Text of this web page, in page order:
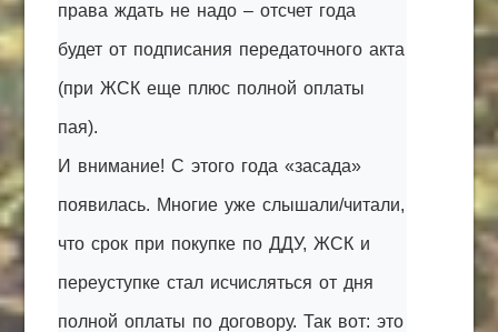
права ждать не надо – отсчет года
будет от подписания передаточного акта
(при ЖСК еще плюс полной оплаты
пая).
И внимание! С этого года «засада»
появилась. Многие уже слышали/читали,
что срок при покупке по ДДУ, ЖСК и
переуступке стал исчисляться от дня
полной оплаты по договору. Так вот: это